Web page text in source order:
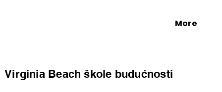
Virginia Beach škole budućnosti
More